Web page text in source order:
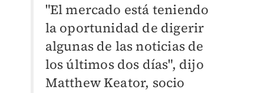
"El mercado está teniendo
la oportunidad de digerir
algunas de las noticias de
los últimos dos días", dijo
Matthew Keator, socio